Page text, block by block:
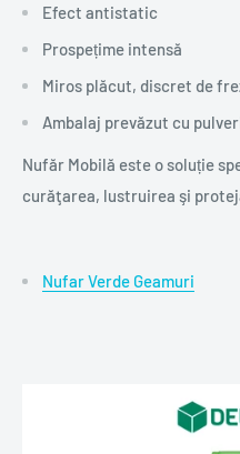
Efect antistatic
Prospețime intensă
Miros plăcut, discret de
Ambalaj prevăzut cu
Nufăr Mobilă este o soluție
curăţarea, lustruirea şi
Nufar Verde Geamuri